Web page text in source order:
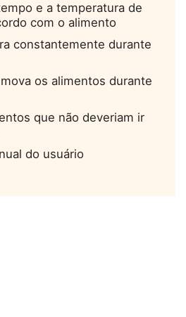
e a temperatura de
com o alimento
constantemente durante
os alimentos durante
que não deveriam ir
do usuário